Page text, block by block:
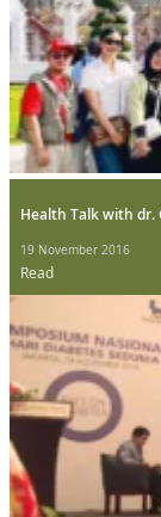
Health Talk with dr.
19 November 2016
Read